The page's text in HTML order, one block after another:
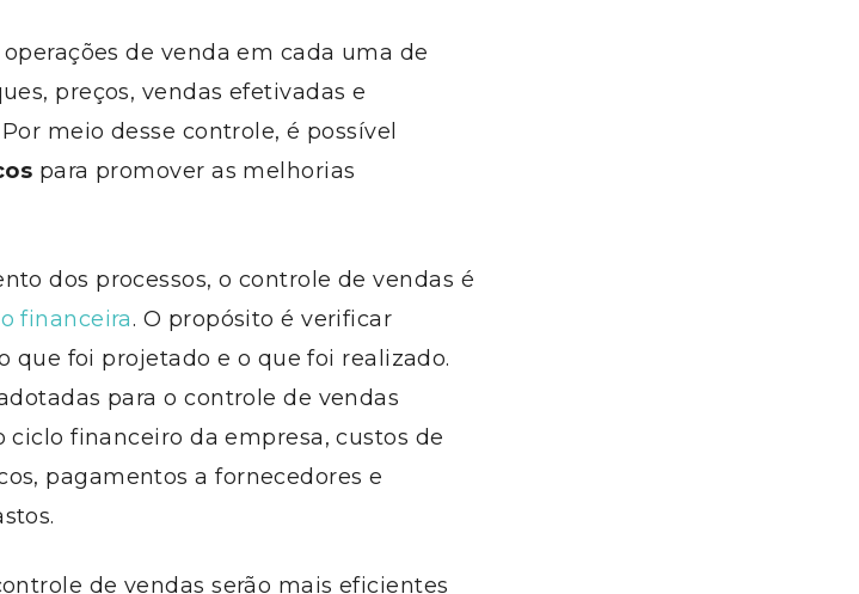
de venda em cada uma de
preços, vendas efetivadas e
meio desse controle, é possível
para promover as melhorias
dos processos, o controle de vendas é
financeira. O propósito é verificar
que foi projetado e o que foi realizado.
para o controle de vendas
financeiro da empresa, custos de
pagamentos a fornecedores e
de vendas serão mais eficientes